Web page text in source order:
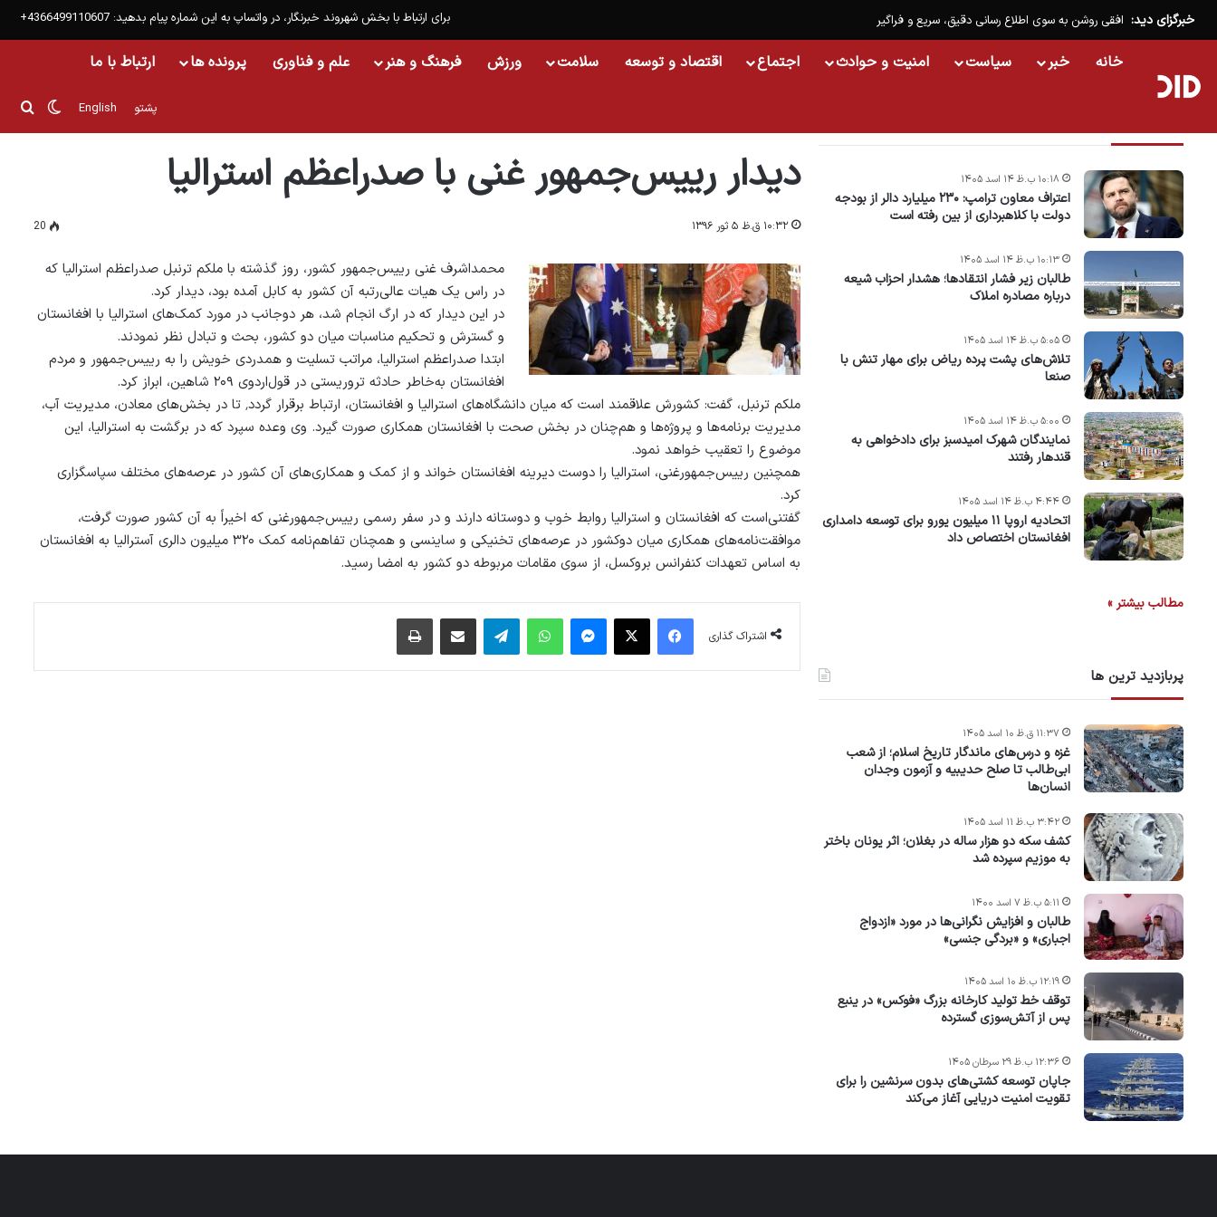
برای ارتباط با بخش شهروند خبرنگار، در واتساپ به این شماره پیام بدهید: 4366499110607+ خبرگزای دید: افقی روشن به سوی اطلاع رسانی دقیق، سریع و فراگیر
خانه خبر سیاست امنیت و حوادث اجتماع اقتصاد و توسعه سلامت ورزش فرهنگ و هنر علم و فناوری پرونده ها ارتباط با ما
English پشتو تغییر
دیدار رییس‌جمهور غنی با صدراعظم استرالیا
۱۰:۳۲ ق.ظ ۵ ثور ۱۳۹۶ 20
محمداشرف غنی رییس‌جمهور کشور، روز گذشته با ملکم ترنبل صدراعظم استرالیا که
در راس یک هیات عالی‌رتبه آن کشور به کابل آمده بود، دیدار کرد.
در این دیدار که در ارگ انجام شد، هر دوجانب در مورد کمک‌های استرالیا با افغانستان
و گسترش و تحکیم مناسبات میان دو کشور، بحث و تبادل نظر نمودند.
ابتدا صدراعظم استرالیا، مراتب تسلیت و همدردی خویش را به رییس‌جمهور و مردم
افغانستان به‌خاطر حادثه تروریستی در قول‌اردوی ۲۰۹ شاهین، ابراز کرد.
ملکم ترنبل، گفت: کشورش علاقمند است که میان دانشگاه‌های استرالیا و افغانستان، ارتباط برقرار گردد٬ تا در بخش‌های معادن، مدیریت آب،
مدیریت برنامه‌ها و پروژه‌ها و هم‌چنان در بخش صحت با افغانستان همکاری صورت گیرد. وی وعده سپرد که در برگشت به استرالیا، این
موضوع را تعقیب خواهد نمود.
همچنین رییس‌جمهورغنی، استرالیا را دوست دیرینه افغانستان خواند و از کمک و همکاری‌های آن کشور در عرصه‌های مختلف سپاسگزاری
کرد.
گفتنی‌است که افغانستان و استرالیا روابط خوب و دوستانه دارند و در سفر رسمی رییس‌جمهورغنی که اخیراً به آن کشور صورت گرفت،
موافقت‌نامه‌های همکاری میان دوکشور در عرصه‌های تخنیکی و ساینسی و همچنان تفاهم‌نامه کمک ۳۲۰ میلیون دالری آسترالیا به افغانستان
به اساس تعهدات کنفرانس بروکسل، از سوی مقامات مربوطه دو کشور به امضا رسید.
اشتراک گذاری
فیس بوک X پیام رسان واتس آپ تلگرام اشتراک گذاری از طریق ایمیل
اعتراف معاون ترامپ: ۲۳۰ میلیارد دالر از بودجه
دولت با کلاهبرداری از بین رفته است
۱۰:۱۸ ب.ظ ۱۴ اسد ۱۴۰۵
طالبان زیر فشار انتقادها؛ هشدار احزاب شیعه
درباره مصادره‌ املاک
۱۰:۱۳ ب.ظ ۱۴ اسد ۱۴۰۵
تلاش‌های پشت ‌پرده ریاض برای مهار تنش با
صنعا
۵:۰۵ ب.ظ ۱۴ اسد ۱۴۰۵
نمایندگان شهرک امید‌سبز برای دادخواهی به
قندهار رفتند
۵:۰۰ ب.ظ ۱۴ اسد ۱۴۰۵
اتحادیه اروپا ۱۱ میلیون یورو برای توسعه دامداری
افغانستان اختصاص داد
۴:۴۴ ب.ظ ۱۴ اسد ۱۴۰۵
مطالب بیشتر »
پربازدید ترین ها
غزه و درس‌های ماندگار تاریخ اسلام؛ از شعب
ابی‌طالب تا صلح حدیبیه و آزمون وجدان
انسان‌ها
۱۱:۳۷ ق.ظ ۱۰ اسد ۱۴۰۵
کشف سکه دو هزار ساله در بغلان؛ اثر یونان باختر
به موزیم سپرده شد
۳:۴۲ ب.ظ ۱۱ اسد ۱۴۰۵
طالبان و افزایش نگرانی‌ها در مورد «ازدواج
اجباری» و «بردگی جنسی»
۵:۱۱ ب.ظ ۷ اسد ۱۴۰۰
توقف خط تولید کارخانه بزرگ «فوکس» در ینبع
پس از آتش‌سوزی گسترده
۱۲:۱۹ ب.ظ ۱۰ اسد ۱۴۰۵
جاپان توسعه کشتی‌های بدون سرنشین را برای
تقویت امنیت دریایی آغاز می‌کند
۱۲:۳۶ ب.ظ ۲۹ سرطان ۱۴۰۵